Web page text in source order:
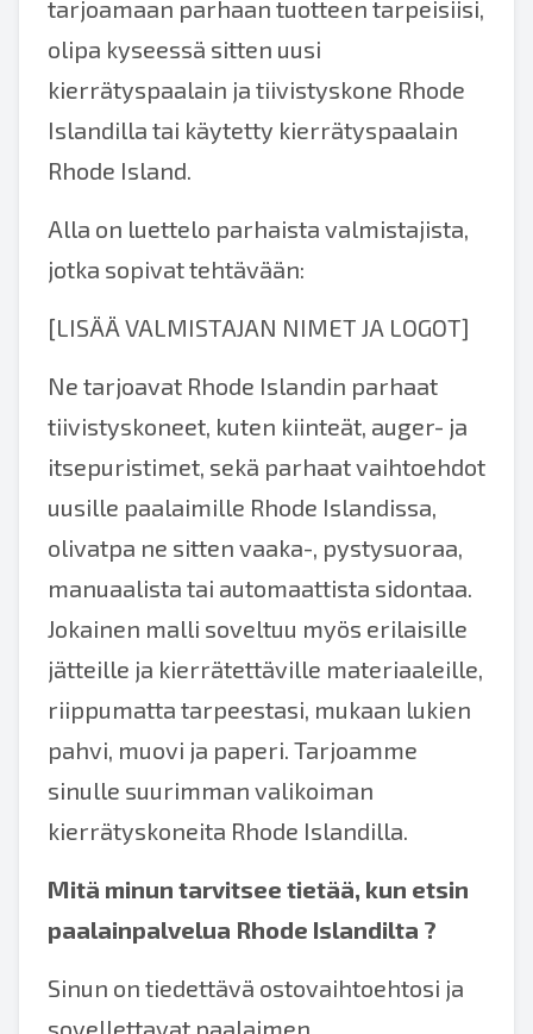
tarjoamaan parhaan tuotteen tarpeisiisi,
olipa kyseessä sitten uusi
kierrätyspaalain ja tiivistyskone Rhode
Islandilla tai käytetty kierrätyspaalain
Rhode Island.
Alla on luettelo parhaista valmistajista,
jotka sopivat tehtävään:
[LISÄÄ VALMISTAJAN NIMET JA LOGOT]
Ne tarjoavat Rhode Islandin parhaat
tiivistyskoneet, kuten kiinteät, auger- ja
itsepuristimet, sekä parhaat vaihtoehdot
uusille paalaimille Rhode Islandissa,
olivatpa ne sitten vaaka-, pystysuoraa,
manuaalista tai automaattista sidontaa.
Jokainen malli soveltuu myös erilaisille
jätteille ja kierrätettäville materiaaleille,
riippumatta tarpeestasi, mukaan lukien
pahvi, muovi ja paperi. Tarjoamme
sinulle suurimman valikoiman
kierrätyskoneita Rhode Islandilla.
Mitä minun tarvitsee tietää, kun etsin
paalainpalvelua Rhode Islandilta ?
Sinun on tiedettävä ostovaihtoehtosi ja
sovellettavat paalaimen